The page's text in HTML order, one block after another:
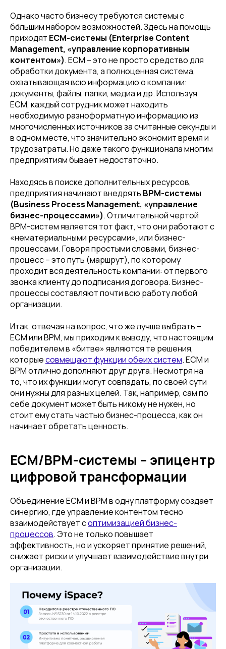
Однако часто бизнесу требуются системы с
бо́льшим набором возможностей. Здесь на помощь
приходят ECM-системы (Enterprise Content
Management, «управление корпоративным
контентом»). ЕСМ – это не просто средство для
обработки документа, а полноценная система,
охватывающая всю информацию о компании:
документы, файлы, папки, медиа и др. Используя
ЕСМ, каждый сотрудник может находить
необходимую разноформатную информацию из
многочисленных источников за считанные секунды и
в одном месте, что значительно экономит время и
трудозатраты. Но даже такого функционала многим
предприятиям бывает недостаточно.
Находясь в поиске дополнительных ресурсов,
предприятия начинают внедрять BPM-системы
(Business Process Management, «управление
бизнес-процессами»). Отличительной чертой
BPM-систем является тот факт, что они работают с
«нематериальными ресурсами», или бизнес-
процессами. Говоря простыми словами, бизнес-
процесс – это путь (маршрут), по которому
проходит вся деятельность компании: от первого
звонка клиенту до подписания договора. Бизнес-
процессы составляют почти всю работу любой
организации.
Итак, отвечая на вопрос, что же лучше выбрать –
ECM или BPM, мы приходим к выводу, что настоящим
победителем в «битве» являются те решения,
которыесовмещают функции обеих систем. ECM и
BPM отлично дополняют друг друга. Несмотря на
то, что их функции могут совпадать, по своей сути
они нужны для разных целей. Так, например, сам по
себе документ может быть никому не нужен, но
стоит ему стать частью бизнес-процесса, как он
начинает обретать ценность.
ЕСМ/BPM-системы – эпицентр
цифровой трансформации
Объединение ECM и BPM в одну платформу создает
синергию, где управление контентом тесно
взаимодействует соптимизацией бизнес-
процессов. Это не только повышает
эффективность, но и ускоряет принятие решений,
снижает риски и улучшает взаимодействие внутри
организации.